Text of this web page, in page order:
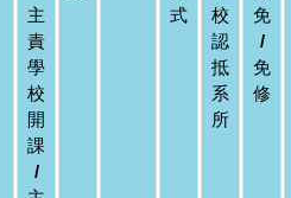
主
責
學
校
開
課
/
式
校
認
抵
系
所
免
/
免
修